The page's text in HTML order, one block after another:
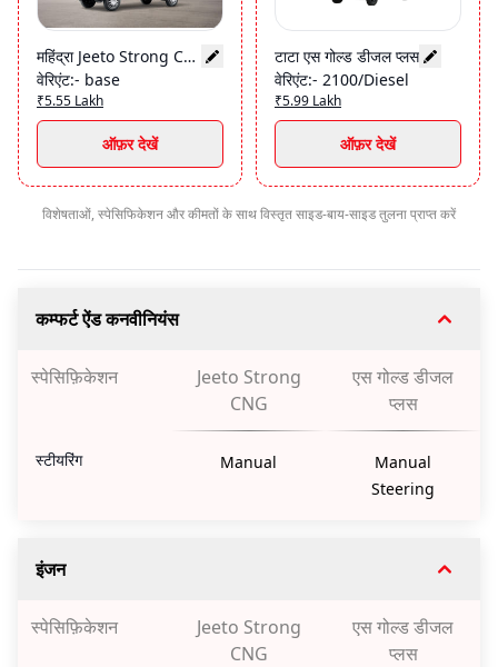
महिंद्रा Jeeto Strong CNG
वेरिएंट:- base
₹5.55 Lakh
ऑफ़र देखें
टाटा एस गोल्ड डीजल प्लस
वेरिएंट:- 2100/Diesel
₹5.99 Lakh
ऑफ़र देखें
विशेषताओं, स्पेसिफिकेशन और कीमतों के साथ विस्तृत साइड-बाय-साइड तुलना प्राप्त करें
कम्फर्ट ऐंड कनवीनियंस
स्पेसिफ़िकेशन
Jeeto Strong
CNG
एस गोल्ड डीजल
प्लस
स्टीयरिंग Manual
Manual
Steering
इंजन
स्पेसिफ़िकेशन
Jeeto Strong
CNG
एस गोल्ड डीजल
प्लस